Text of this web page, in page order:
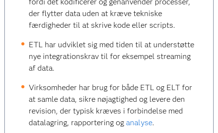
der flytter data uden at kræve tekniske
færdigheder til at skrive kode eller scripts.
ETL har udviklet sig med tiden til at understøtte
nye integrationskrav til for eksempel streaming
af data.
Virksomheder har brug for både ETL og ELT for
at samle data, sikre nøjagtighed og levere den
revision, der typisk kræves i forbindelse med
datalagring, rapportering oganalyse.